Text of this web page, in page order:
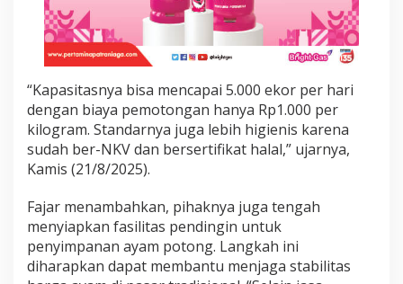
r
g
d
a
H
i
g
e
n
i
t
a
“Kapasitasnya bisa mencapai 5.000 ekor per hari
dengan biaya pemotongan hanya Rp1.000 per
kilogram. Standarnya juga lebih higienis karena
sudah ber-NKV dan bersertifikat halal,” ujarnya,
Kamis (21/8/2025).
Fajar menambahkan, pihaknya juga tengah
menyiapkan fasilitas pendingin untuk
penyimpanan ayam potong. Langkah ini
diharapkan dapat membantu menjaga stabilitas